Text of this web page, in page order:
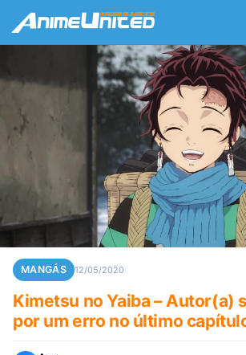
MANGÁS 12/05/2020
Kimetsu no Yaiba – Autor(a)
por um erro no último